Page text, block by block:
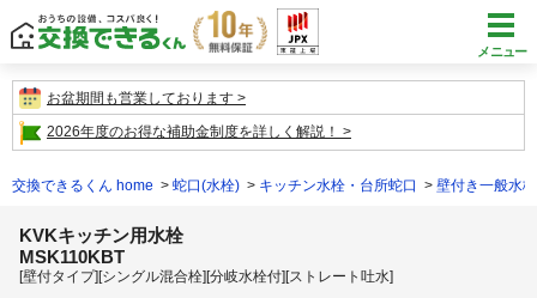
メニュー
お盆期間も営業しております
2026年度のお得な補助金制度を詳しく解説！
交換できるくん home 蛇口(水栓) キッチン水栓・台所蛇口 壁付き一般水栓
KVKキッチン用水栓
MSK110KBT
[壁付タイプ][シングル混合栓][分岐水栓付][ストレート吐水]